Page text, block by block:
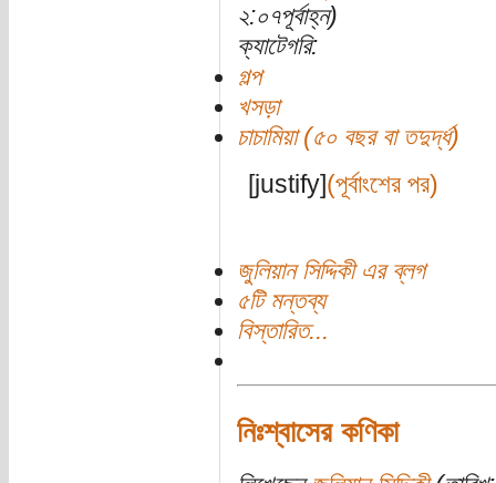
২:০৭পূর্বাহ্ন)
ক্যাটেগরি:
গল্প
খসড়া
চাচামিয়া (৫০ বছর বা তদুর্দ্ধ)
[justify](পূর্বাংশের পর)
জুলিয়ান সিদ্দিকী এর ব্লগ
৫টি মন্তব্য
বিস্তারিত...
নিঃশ্বাসের কণিকা